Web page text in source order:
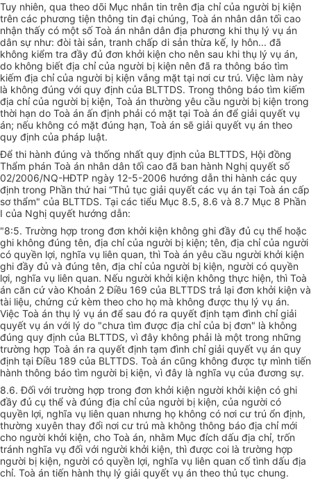
Tuy nhiên, qua theo dõi Mục nhắn tin trên địa chỉ của người bị kiện
trên các phương tiện thông tin đại chúng, Toà án nhân dân tối cao
nhận thấy có một số Toà án nhân dân địa phương khi thụ lý vụ án
dân sự như: đòi tài sản, tranh chấp di sản thừa kế, ly hôn... đã
không kiểm tra đầy đủ đơn khởi kiện cho nên sau khi thụ lý vụ án,
do không biết địa chỉ của người bị kiện nên đã ra thông báo tìm
kiếm địa chỉ của người bị kiện vắng mặt tại nơi cư trú. Việc làm này
là không đúng với quy định của BLTTDS. Trong thông báo tìm kiếm
địa chỉ của người bị kiện, Toà án thường yêu cầu người bị kiện trong
thời hạn do Toà án ấn định phải có mặt tại Toà án để giải quyết vụ
án; nếu không có mặt đúng hạn, Toà án sẽ giải quyết vụ án theo
quy định của pháp luật.
Để thi hành đúng và thống nhất quy định của BLTTDS, Hội đồng
Thẩm phán Toà án nhân dân tối cao đã ban hành Nghị quyết số
02/2006/NQ-HĐTP ngày 12-5-2006 hướng dẫn thi hành các quy
định trong Phần thứ hai “Thủ tục giải quyết các vụ án tại Toà án cấp
sơ thẩm" của BLTTDS. Tại các tiểu Mục 8.5, 8.6 và 8.7 Mục 8 Phần
I của Nghị quyết hướng dẫn:
"8:5. Trường hợp trong đơn khởi kiện không ghi đầy đủ cụ thể hoặc
ghi không đúng tên, địa chỉ của người bị kiện; tên, địa chỉ của người
có quyền lợi, nghĩa vụ liên quan, thì Toà án yêu cầu người khởi kiện
ghi đầy đủ và đúng tên, địa chỉ của người bị kiện, người có quyền
lợi, nghĩa vụ liên quan. Nếu người khởi kiện không thực hiện, thì Toà
án căn cứ vào Khoản 2 Điều 169 của BLTTDS trả lại đơn khởi kiện và
tài liệu, chứng cứ kèm theo cho họ mà không được thụ lý vụ án.
Việc Toà án thụ lý vụ án để sau đó ra quyết định tạm đình chỉ giải
quyết vụ án với lý do "chưa tìm được địa chỉ của bị đơn" là không
đúng quy định của BLTTDS, vì đây không phải là một trong những
trường hợp Toà án ra quyết định tạm đình chỉ giải quyết vụ án quy
định tại Điều 189 của BLTTDS. Toà án cũng không được tự mình tiến
hành thông báo tìm người bị kiện, vì đây là nghĩa vụ của đương sự.
8.6. Đối với trường hợp trong đơn khởi kiện người khởi kiện có ghi
đầy đủ cụ thể và đúng địa chỉ của người bị kiện, của người có
quyền lợi, nghĩa vụ liên quan nhưng họ không có nơi cư trú ổn định,
thường xuyên thay đổi nơi cư trú mà không thông báo địa chỉ mới
cho người khởi kiện, cho Toà án, nhằm Mục đích dấu địa chỉ, trốn
tránh nghĩa vụ đối với người khởi kiện, thì được coi là trường hợp
người bị kiện, người có quyền lợi, nghĩa vụ liên quan cố tình dấu địa
chỉ. Toà án tiến hành thụ lý giải quyết vụ án theo thủ tục chung.